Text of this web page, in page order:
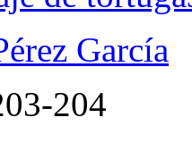
García
204